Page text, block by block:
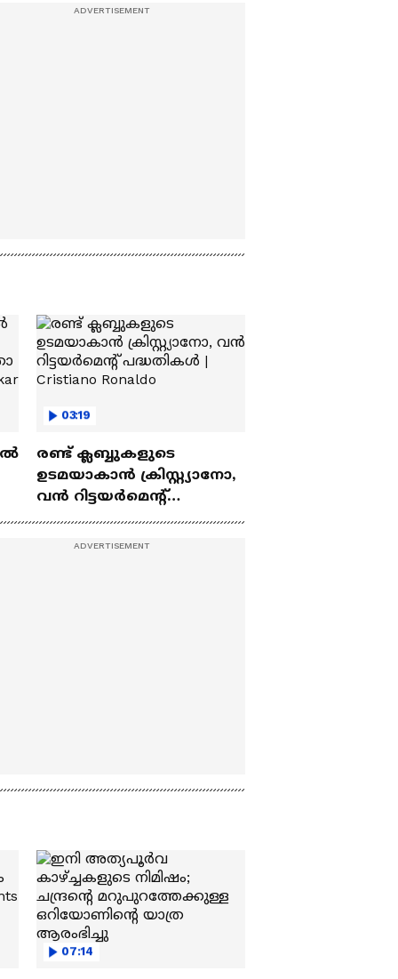
മത്സര ഉപകരണങ്ങൾ
|
03:19
രണ്ട്‌ ക്ലബ്ബുകളുടെ
ഉടമയാകാന്‍ ക്രിസ്റ്റ്യാനോ,
വന്‍ റിട്ടയര്‍മെന്റ്‌
പദ്ധതികള്‍ | Cristiano
07:14